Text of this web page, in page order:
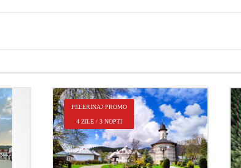
PELERINAJ PROMO
4 ZILE / 3 NOPTI